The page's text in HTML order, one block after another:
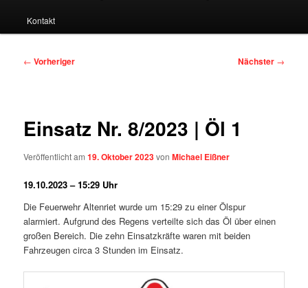
Kontakt
Beitragsnavigation
← Vorheriger Nächster →
Einsatz Nr. 8/2023 | Öl 1
Veröffentlicht am19. Oktober 2023vonMichael Eißner
19.10.2023 – 15:29 Uhr
Die Feuerwehr Altenriet wurde um 15:29 zu einer Ölspur
alarmiert. Aufgrund des Regens verteilte sich das Öl über einen
großen Bereich. Die zehn Einsatzkräfte waren mit beiden
Fahrzeugen circa 3 Stunden im Einsatz.